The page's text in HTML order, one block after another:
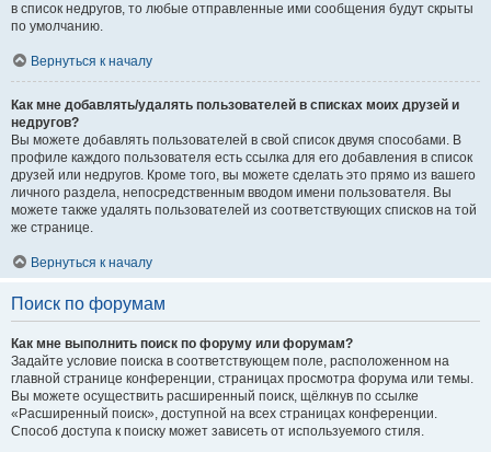
в список недругов, то любые отправленные ими сообщения будут скрыты
по умолчанию.
Вернуться к началу
Как мне добавлять/удалять пользователей в списках моих друзей и
недругов?
Вы можете добавлять пользователей в свой список двумя способами. В
профиле каждого пользователя есть ссылка для его добавления в список
друзей или недругов. Кроме того, вы можете сделать это прямо из вашего
личного раздела, непосредственным вводом имени пользователя. Вы
можете также удалять пользователей из соответствующих списков на той
же странице.
Вернуться к началу
Поиск по форумам
Как мне выполнить поиск по форуму или форумам?
Задайте условие поиска в соответствующем поле, расположенном на
главной странице конференции, страницах просмотра форума или темы.
Вы можете осуществить расширенный поиск, щёлкнув по ссылке
«Расширенный поиск», доступной на всех страницах конференции.
Способ доступа к поиску может зависеть от используемого стиля.